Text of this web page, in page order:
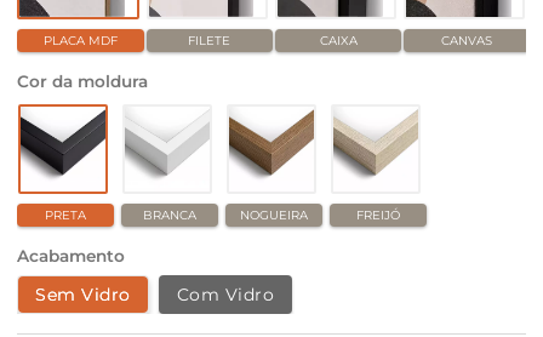
PLACA MDF FILETE CAIXA CANVAS
Cor da moldura
PRETA BRANCA NOGUEIRA FREIJÓ
Acabamento
Sem Vidro Com Vidro